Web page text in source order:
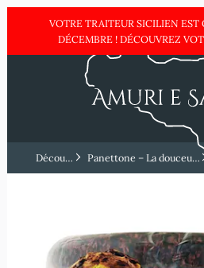
VOTRE TRAITEUR SICILIEN EST
DÉCEMBRE !DÉCOUVREZ
Découvrez
la Sicile
Panettone – La douceur
italienne par excellence